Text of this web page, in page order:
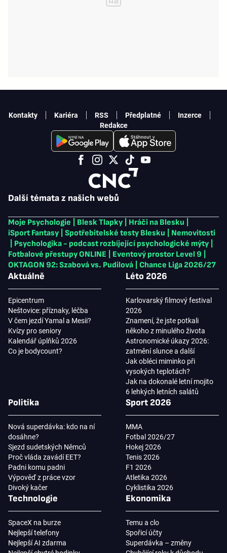
Další témata z našich webů
Moje Psychologie Blesk Tlapky Hráči na Blesku
iSport Fantasy
Spotřebitelské testy Blesku
Nemovitosti
Psychologika - podcast rozbíjející psychologické mýty
Fotbalové přestupy ONLINE
Eventový prostor Level 9
OKTAGON 92: Szabová vs. Pudilová
Chance Liga 2026/27
Aktuálně
Epicentrum
Neštovice: příznaky, léčba
V čem jezdí Yamal a Mesii?
Kvízy pro seniory
Kalendář úplňků 2026
Co je bodycount?
Léto 2026
Karlovarský filmový festival
2026
Znamení, že jste potkali
někoho z minulého života
Astronomické úkazy 2026:
zatmění slunce a další
Jak obléci miminko při
vysokých teplotách?
Jak na dokonalé letní mojito
6 lehkých letních salátů
Politika
Nová superdávka: kdo na ní
dosáhne?
Sjezd sudetských Němců
Proč vláda zavádí EET?
Padni komu padni
Výpověď z práce vzor
Divoký kačer
Sport 2026
MMA
Fotbal 2026/27
Hokej 2026
Tenis 2026
F1 2026
Atletika 2026
Cyklistika 2026
Technologie
SpaceX na burze
Nejlepší telefony
Nejlepší AI zdarma
Ekonomika
Temu a clo
Spořicí účty
Superdávka – změny
Kontakty Kariéra RSS Předplatné
Inzerce
Redakce